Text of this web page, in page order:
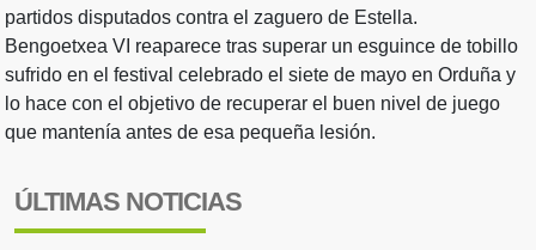
partidos disputados contra el zaguero de Estella.
Bengoetxea VI reaparece tras superar un esguince de tobillo
sufrido en el festival celebrado el siete de mayo en Orduña y
lo hace con el objetivo de recuperar el buen nivel de juego
que mantenía antes de esa pequeña lesión.
ÚLTIMAS NOTICIAS